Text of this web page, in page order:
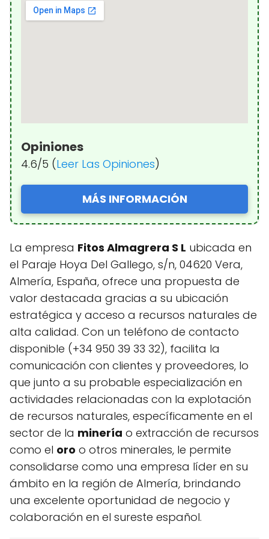
Opiniones
4.6/5 (Leer Las Opiniones)
MÁS INFORMACIÓN
La empresa Fitos Almagrera S L ubicada en
el Paraje Hoya Del Gallego, s/n, 04620 Vera,
Almería, España, ofrece una propuesta de
valor destacada gracias a su ubicación
estratégica y acceso a recursos naturales de
alta calidad. Con un teléfono de contacto
disponible (+34 950 39 33 32), facilita la
comunicación con clientes y proveedores, lo
que junto a su probable especialización en
actividades relacionadas con la explotación
de recursos naturales, específicamente en el
sector de la minería o extracción de recursos
como el oro o otros minerales, le permite
consolidarse como una empresa líder en su
ámbito en la región de Almería, brindando
una excelente oportunidad de negocio y
colaboración en el sureste español.